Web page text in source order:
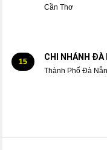
Cần Thơ
15 CHI NHÁNH ĐÀ
Thành Phố Đà